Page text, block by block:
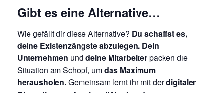
Gibt es eine Alternative…
Wie gefällt dir diese Alternative? Du schaffst es,
deine Existenzängste abzulegen. Dein
Unternehmen und deine Mitarbeiterpacken die
Situation am Schopf, umdas Maximum
herausholen.Gemeinsam lernt ihr mit derdigitaler